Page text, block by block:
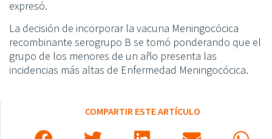
expresó.
La decisión de incorporar la vacuna Meningocócica
recombinante serogrupo B se tomó ponderando que el
grupo de los menores de un año presenta las
incidencias más altas de Enfermedad Meningocócica.
COMPARTIR ESTE ARTÍCULO